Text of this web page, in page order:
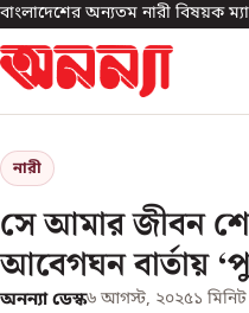
বাংলাদেশের অন্যতম নারী বিষয়ক
নারী
সে আমার জীবন
আবেগঘন বার্তায়
অনন্যা ডেস্ক৬ আগস্ট, ২০২৫১